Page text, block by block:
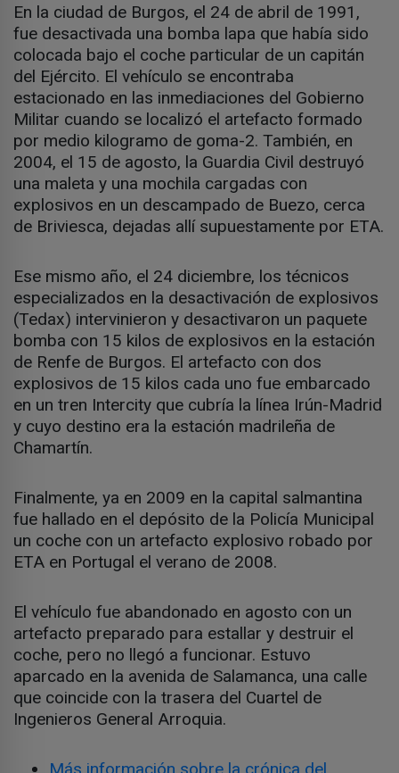
En la ciudad de Burgos, el 24 de abril de 1991,
fue desactivada una bomba lapa que había sido
colocada bajo el coche particular de un capitán
del Ejército. El vehículo se encontraba
estacionado en las inmediaciones del Gobierno
Militar cuando se localizó el artefacto formado
por medio kilogramo de goma-2. También, en
2004, el 15 de agosto, la Guardia Civil destruyó
una maleta y una mochila cargadas con
explosivos en un descampado de Buezo, cerca
de Briviesca, dejadas allí supuestamente por ETA.
Ese mismo año, el 24 diciembre, los técnicos
especializados en la desactivación de explosivos
(Tedax) intervinieron y desactivaron un paquete
bomba con 15 kilos de explosivos en la estación
de Renfe de Burgos. El artefacto con dos
explosivos de 15 kilos cada uno fue embarcado
en un tren Intercity que cubría la línea Irún-Madrid
y cuyo destino era la estación madrileña de
Chamartín.
Finalmente, ya en 2009 en la capital salmantina
fue hallado en el depósito de la Policía Municipal
un coche con un artefacto explosivo robado por
ETA en Portugal el verano de 2008.
El vehículo fue abandonado en agosto con un
artefacto preparado para estallar y destruir el
coche, pero no llegó a funcionar. Estuvo
aparcado en la avenida de Salamanca, una calle
que coincide con la trasera del Cuartel de
Ingenieros General Arroquia.
Más información sobre la crónica del